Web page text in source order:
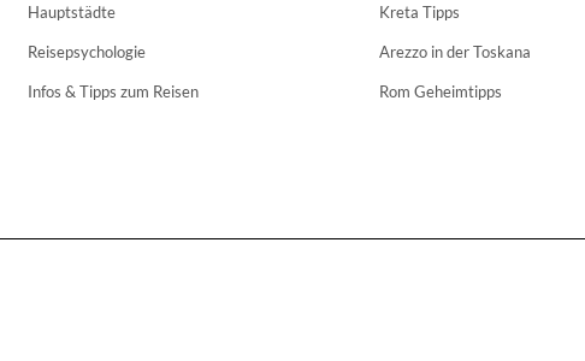
Hauptstädte
Reisepsychologie
Infos & Tipps zum Reisen
Kreta Tipps
Arezzo in der Toskana
Rom Geheimtipps